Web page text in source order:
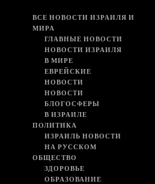
ВСЕ НОВОСТИ ИЗРАИЛЯ И
МИРА
ГЛАВНЫЕ НОВОСТИ
НОВОСТИ ИЗРАИЛЯ
В МИРЕ
ЕВРЕЙСКИЕ
НОВОСТИ
НОВОСТИ
БЛОГОСФЕРЫ
В ИЗРАИЛЕ
ПОЛИТИКА
ИЗРАИЛЬ НОВОСТИ
НА РУССКОМ
ОБЩЕСТВО
ЗДОРОВЬЕ
ОБРАЗОВАНИЕ